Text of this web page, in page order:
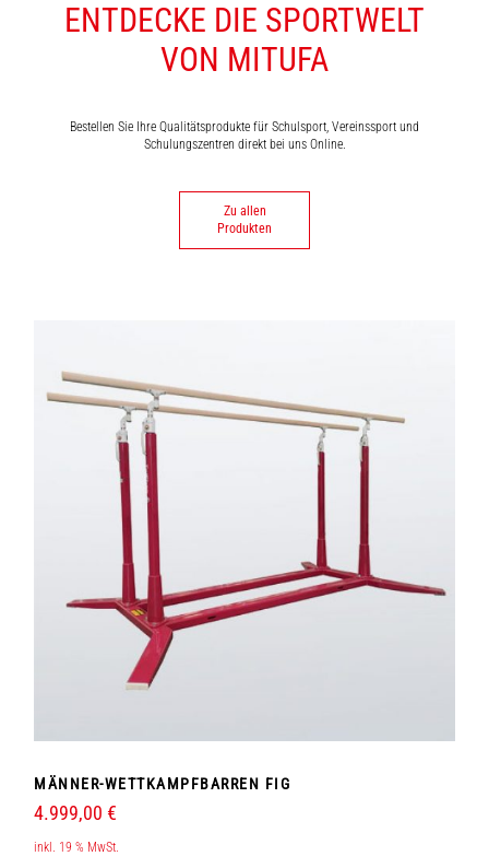
ENTDECKE DIE SPORTWELT
VON MITUFA
Bestellen Sie Ihre Qualitätsprodukte für Schulsport, Vereinssport und
Schulungszentren direkt bei uns Online.
Zu allen
Produkten
MÄNNER-WETTKAMPFBARREN FIG
4.999,00 €
inkl. 19 % MwSt.